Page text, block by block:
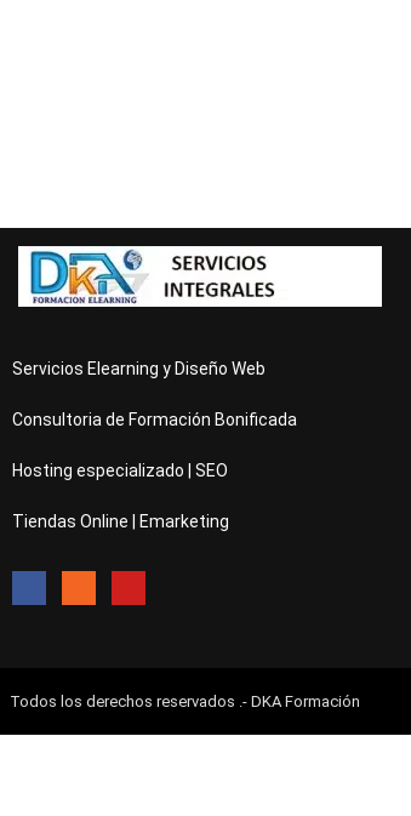
Servicios Elearning y Diseño Web
Consultoria de Formación Bonificada
Hosting especializado | SEO
Tiendas Online | Emarketing
Todos los derechos reservados .- DKA Formación